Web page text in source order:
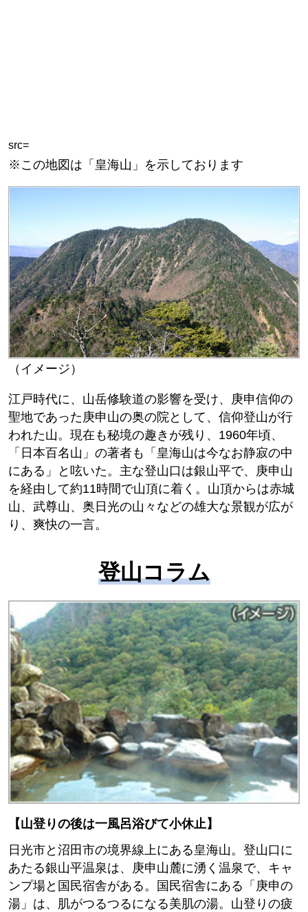
src=
※この地図は「皇海山」を示しております
（イメージ）
江戸時代に、山岳修験道の影響を受け、庚申信仰の
聖地であった庚申山の奥の院として、信仰登山が行
われた山。現在も秘境の趣きが残り、1960年頃、
「日本百名山」の著者も「皇海山は今なお静寂の中
にある」と呟いた。主な登山口は銀山平で、庚申山
を経由して約11時間で山頂に着く。山頂からは赤城
山、武尊山、奥日光の山々などの雄大な景観が広が
り、爽快の一言。
登山コラム
【山登りの後は一風呂浴びて小休止】
日光市と沼田市の境界線上にある皇海山。登山口に
あたる銀山平温泉は、庚申山麓に湧く温泉で、キャ
ンプ場と国民宿舎がある。国民宿舎にある「庚申の
湯」は、肌がつるつるになる美肌の湯。山登りの疲